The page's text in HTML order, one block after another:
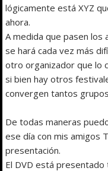
lógicamente está XYZ
ahora.
A medida que pasen
se hará cada vez más
otro organizador que lo
si bien hay otros
convergen tantos
De todas maneras
ese día con mis amigos
presentación.
El DVD está